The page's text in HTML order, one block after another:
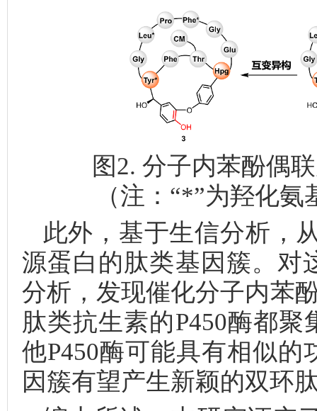
图2. 分子内苯酚偶
（注：“*”为羟化
此外，基于生信分析，
源蛋白的肽类基因簇。对
分析，发现催化分子内苯
肽类抗生素的P450酶都
他P450酶可能具有相似的
因簇有望产生新颖的双环